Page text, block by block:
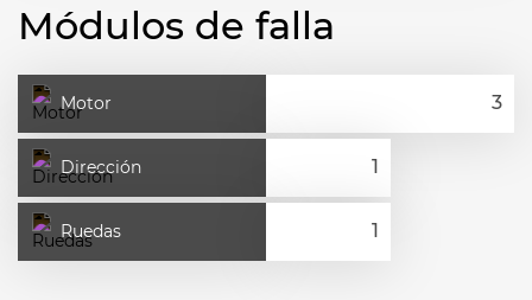
Módulos de falla
Motor
Dirección
Ruedas